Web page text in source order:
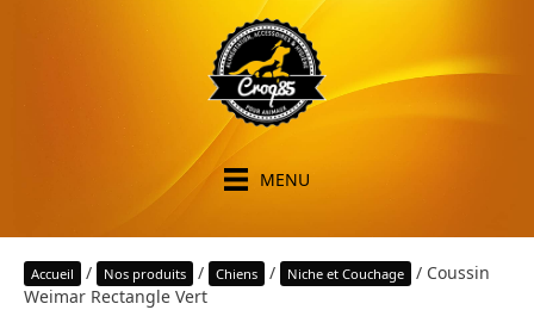
MENU
Accueil / Nos produits / Chiens / Niche et Couchage
/ Coussin
Weimar Rectangle Vert